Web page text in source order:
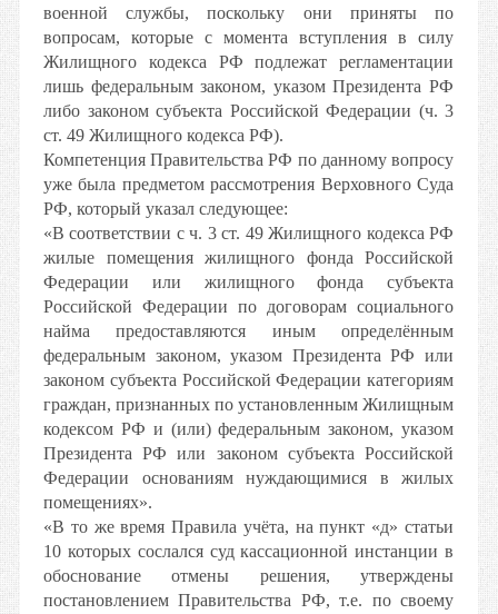
военной службы, поскольку они приняты по
вопросам, которые с момента вступления в силу
Жилищного кодекса РФ подлежат регламентации
лишь федеральным законом, указом Президента РФ
либо законом субъекта Российской Федерации (ч. 3
ст. 49 Жилищного кодекса РФ).
Компетенция Правительства РФ по данному вопросу
уже была предметом рассмотрения Верховного Суда
РФ, который указал следующее:
«В соответствии с ч. 3 ст. 49 Жилищного кодекса РФ
жилые помещения жилищного фонда Российской
Федерации или жилищного фонда субъекта
Российской Федерации по договорам социального
найма предоставляются иным определённым
федеральным законом, указом Президента РФ или
законом субъекта Российской Федерации категориям
граждан, признанных по установленным Жилищным
кодексом РФ и (или) федеральным законом, указом
Президента РФ или законом субъекта Российской
Федерации основаниям нуждающимися в жилых
помещениях».
«В то же время Правила учёта, на пункт «д» статьи
10 которых сослался суд кассационной инстанции в
обоснование отмены решения, утверждены
постановлением Правительства РФ, т.е. по своему